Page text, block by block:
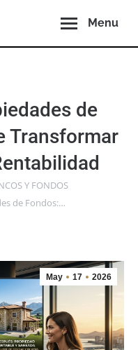
Menu
de
Transformar
Y FONDOS
de Fondos:…
May 17 2026